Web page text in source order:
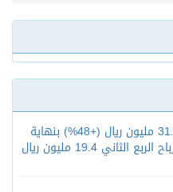
أرباح أسمنت الشمالية 31.1 مليون ريال (+48%) بنهاية
النصف الأول 2026.. وأرباح الربع الثاني 19.4 مليون ريال